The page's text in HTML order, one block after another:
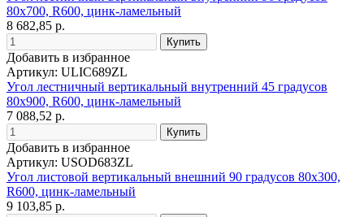
80х700, R600, цинк-ламельный
8 682,85 р.
Добавить в избранное
Артикул: ULIC689ZL
Угол лестничный вертикальный внутренний 45 градусов
80х900, R600, цинк-ламельный
7 088,52 р.
Добавить в избранное
Артикул: USOD683ZL
Угол листовой вертикальный внешний 90 градусов 80х300,
R600, цинк-ламельный
9 103,85 р.